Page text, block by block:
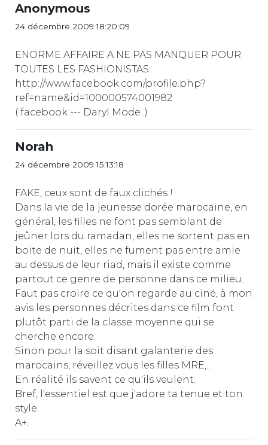
Anonymous
24 décembre 2009 18:20:09
ENORME AFFAIRE A NE PAS MANQUER POUR
TOUTES LES FASHIONISTAS:
http://www.facebook.com/profile.php?
ref=name&id=100000574001982
( facebook --- Daryl Mode .)
Norah
24 décembre 2009 15:13:18
FAKE, ceux sont de faux clichés !
Dans la vie de la jeunesse dorée marocaine, en
général, les filles ne font pas semblant de
jeûner lors du ramadan, elles ne sortent pas en
boite de nuit, elles ne fument pas entre amie
au dessus de leur riad, mais il existe comme
partout ce genre de personne dans ce milieu.
Faut pas croire ce qu'on regarde au ciné, à mon
avis les personnes décrites dans ce film font
plutôt parti de la classe moyenne qui se
cherche encore.
Sinon pour la soit disant galanterie des
marocains, réveillez vous les filles MRE,...
En réalité ils savent ce qu'ils veulent.
Bref, l'essentiel est que j'adore ta tenue et ton
style.
A+.